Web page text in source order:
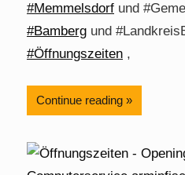
#Memmelsdorf und
#Bamberg und
#Öffnungszeiten ,
Continue reading